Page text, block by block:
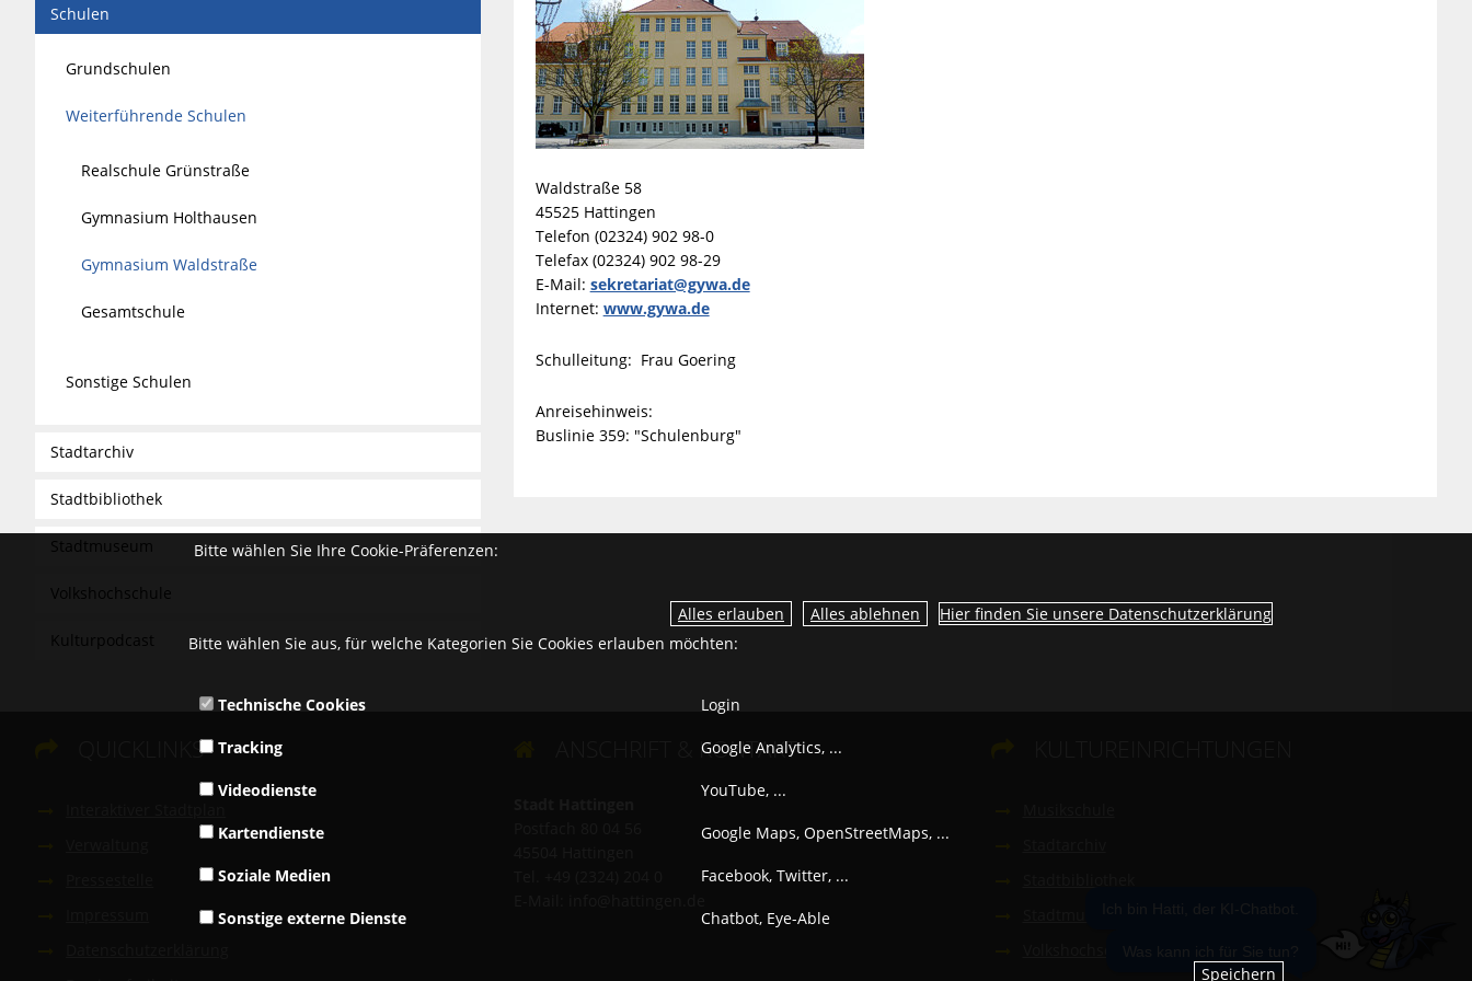
Waldstraße 58
45525 Hattingen
Telefon (02324) 902 98-0
Telefax (02324) 902 98-29
E-Mail: sekretariat@gywa.de
Internet: www.gywa.de
Schulleitung: Frau Goering
Anreisehinweis:
Buslinie 359: "Schulenburg"
Schulen
Grundschulen
Weiterführende Schulen
Realschule Grünstraße
Gymnasium Holthausen
Gymnasium Waldstraße
Gesamtschule
Sonstige Schulen
Stadtarchiv
Stadtbibliothek
Stadtmuseum
Volkshochschule
Kulturpodcast
QUICKLINKS ANSCHRIFT & KONTAKT
Bitte wählen Sie Ihre Cookie-Präferenzen:
Hier finden Sie unsere Datenschutzerklärung
Bitte wählen Sie aus, für welche Kategorien Sie Cookies erlauben möchten:
Technische Cookies Login
Tracking Google Analytics, ...
Videodienste YouTube, ...
Kartendienste Google Maps, OpenStreetMaps, ...
Soziale Medien Facebook, Twitter, ...
Sonstige externe Dienste Chatbot, Eye-Able
Was kann ich für Sie tun?